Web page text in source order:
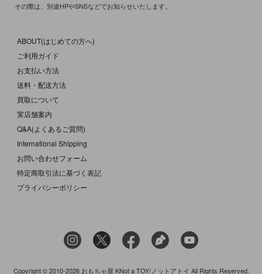
その際は、別途HPやSNSなどでお知らせいたします。
ABOUT(はじめての方へ)
ご利用ガイド
お支払い方法
送料・配送方法
買取について
実店舗案内
Q&A(よくあるご質問)
International Shipping
お問い合わせフォーム
特定商取引法に基づく表記
プライバシーポリシー
Copyright © 2010-2026 おもちゃ屋 KNot a TOY/ノットアトイ All Rights Reserved.